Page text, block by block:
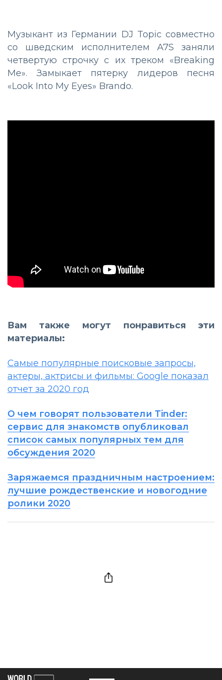
Музыкант из Германии DJ Topic совместно
со шведским исполнителем A7S заняли
четвертую строчку с их треком «Breaking
Me». Замыкает пятерку лидеров песня
«Look Into My Eyes» Brando.
Вам также могут понравиться эти
материалы:
Самые популярные поисковые запросы,
актеры, актрисы и фильмы: Google показал
отчет за 2020 год
О чем говорят пользователи Tinder:
сервис для знакомств опубликовал
список самых популярных тем для
обсуждения 2020
Заряжаемся праздничным настроением:
лучшие рождественские и новогодние
ролики 2020